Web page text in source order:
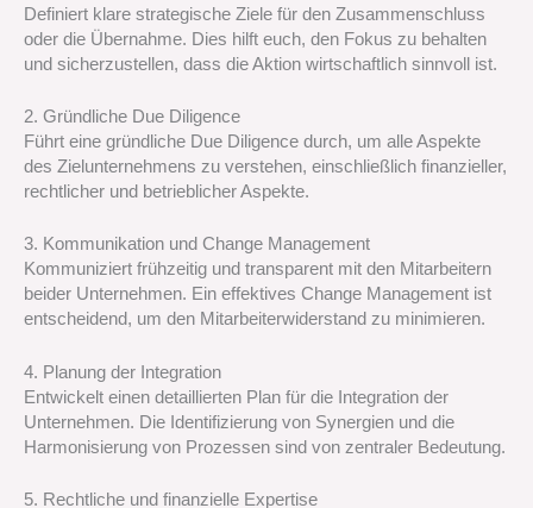
Definiert klare strategische Ziele für den Zusammenschluss
oder die Übernahme. Dies hilft euch, den Fokus zu behalten
und sicherzustellen, dass die Aktion wirtschaftlich sinnvoll ist.
2. Gründliche Due Diligence
Führt eine gründliche Due Diligence durch, um alle Aspekte
des Zielunternehmens zu verstehen, einschließlich finanzieller,
rechtlicher und betrieblicher Aspekte.
3. Kommunikation und Change Management
Kommuniziert frühzeitig und transparent mit den Mitarbeitern
beider Unternehmen. Ein effektives Change Management ist
entscheidend, um den Mitarbeiterwiderstand zu minimieren.
4. Planung der Integration
Entwickelt einen detaillierten Plan für die Integration der
Unternehmen. Die Identifizierung von Synergien und die
Harmonisierung von Prozessen sind von zentraler Bedeutung.
5. Rechtliche und finanzielle Expertise